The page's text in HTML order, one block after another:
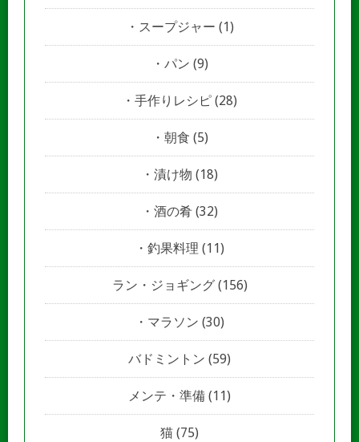
スープジャー (1)
パン (9)
手作りレシピ (28)
朝食 (5)
漬け物 (18)
酒の肴 (32)
釣果料理 (11)
ラン・ジョギング(156)
マラソン (30)
バドミントン (59)
メンテ・準備 (11)
猫 (75)